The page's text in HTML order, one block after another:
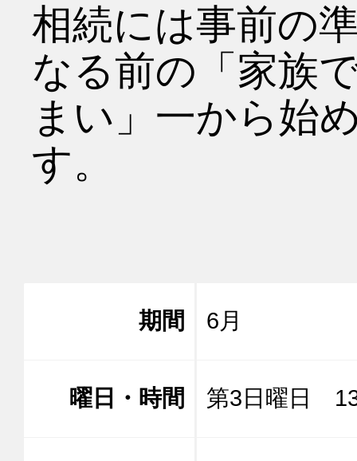
相続には事前の
なる前の「家族
まい」一から始
す。
期間 6月
曜日・時間 第3日曜日